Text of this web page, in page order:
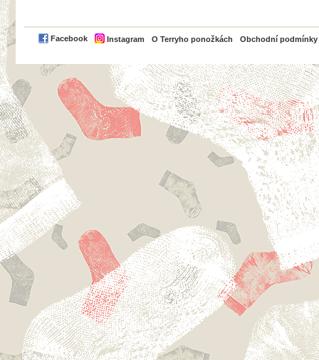
Facebook Instagram O Terryho ponožkách Obchodní podmínky
PayPal